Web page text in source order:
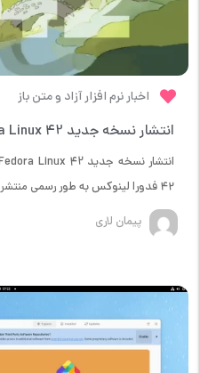
اخبار نرم افزار آزاد و متن باز
۴۲ فدورا لینوکس به طور رسمی منتشر شد! جامعه جهانی...
پیمان لاری